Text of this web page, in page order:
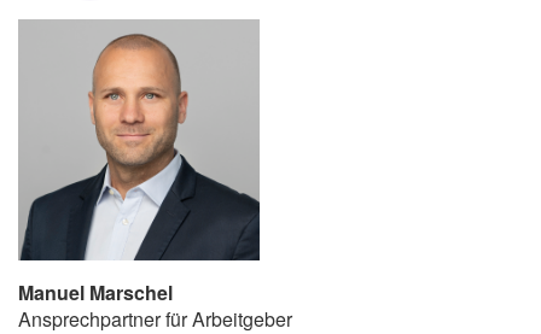
Manuel Marschel
Ansprechpartner für Arbeitgeber